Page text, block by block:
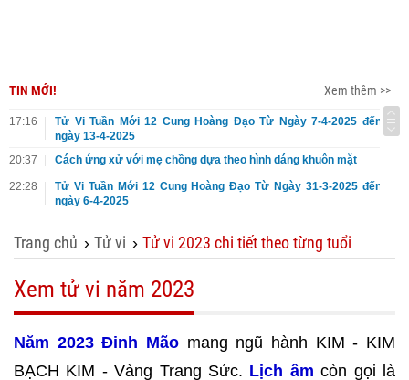
TIN MỚI! Xem thêm >>
17:16
Tử Vi Tuần Mới 12 Cung Hoàng Đạo Từ Ngày 7-4-2025 đến
ngày 13-4-2025
20:37
Cách ứng xử với mẹ chồng dựa theo hình dáng khuôn mặt
22:28
Tử Vi Tuần Mới 12 Cung Hoàng Đạo Từ Ngày 31-3-2025 đến
ngày 6-4-2025
Trang chủ › Tử vi › Tử vi 2023 chi tiết theo từng tuổi
Xem tử vi năm 2023
Năm 2023 Đinh Mão mang ngũ hành KIM - KIM
BẠCH KIM - Vàng Trang Sức. Lịch âm còn gọi là